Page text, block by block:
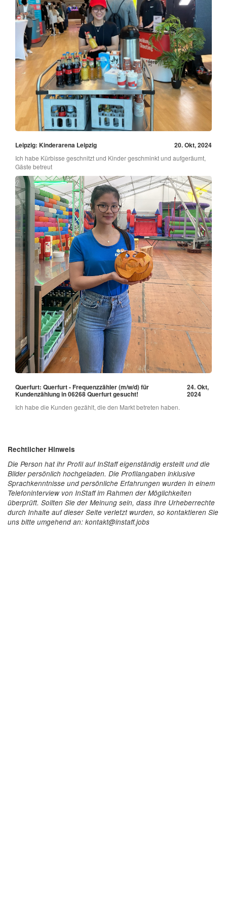
Leipzig: Kinderarena Leipzig 20. Okt, 2024
Ich habe Kürbisse geschnitzt und Kinder geschminkt und aufgeräumt,
Gäste betreut
Querfurt: Querfurt - Frequenzzähler (m/w/d) für
Kundenzählung in 06268 Querfurt gesucht!
24. Okt,
2024
Ich habe die Kunden gezählt, die den Markt betreten haben.
Rechtlicher Hinweis
Die Person hat ihr Profil auf InStaff eigenständig erstellt und die
Bilder persönlich hochgeladen. Die Profilangaben inklusive
Sprachkenntnisse und persönliche Erfahrungen wurden in einem
Telefoninterview von InStaff im Rahmen der Möglichkeiten
überprüft. Sollten Sie der Meinung sein, dass Ihre Urheberrechte
durch Inhalte auf dieser Seite verletzt wurden, so kontaktieren Sie
uns bitte umgehend an: kontakt@instaff.jobs